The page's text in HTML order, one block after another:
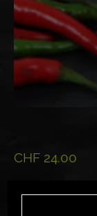
CHF 24.00